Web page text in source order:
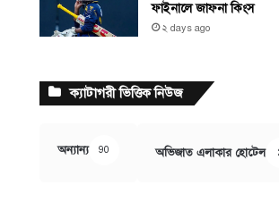
ফাইনালে জাফনা কিংস
২ days ago
ক্যাটাগরী ভিত্তিক নিউজ
অন্যান্য 90 অভিজাত এলাকার হোটেল